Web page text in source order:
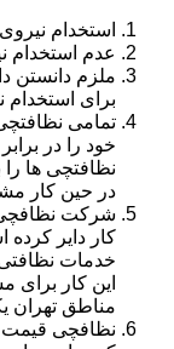
استخدام
عدم استخدام
ملزم دانستن
برای استخدام
تمامی
خود را در
نظافتچی ها
در حین کار
شرکت
کار دایر
خدمات نظافتی
این کار
مناطق تهران
نظافچی